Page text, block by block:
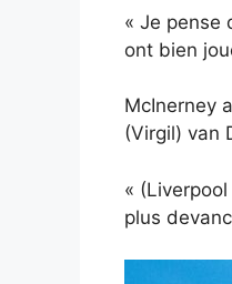
« Je pense
ont bien
McInerney
(Virgil) van
«
plus